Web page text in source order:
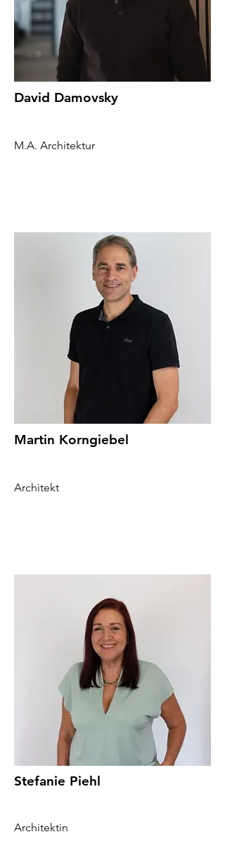
David Damovsky
M.A. Architektur
Martin Korngiebel
Architekt
Stefanie Piehl
Architektin